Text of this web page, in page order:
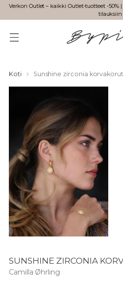
Verkon Outlet – kaikki Outlet-tuotteet -
tilauksiin
Koti Sunshine zirconia
SUNSHINE ZIRCONIA
Camilla Øhrling